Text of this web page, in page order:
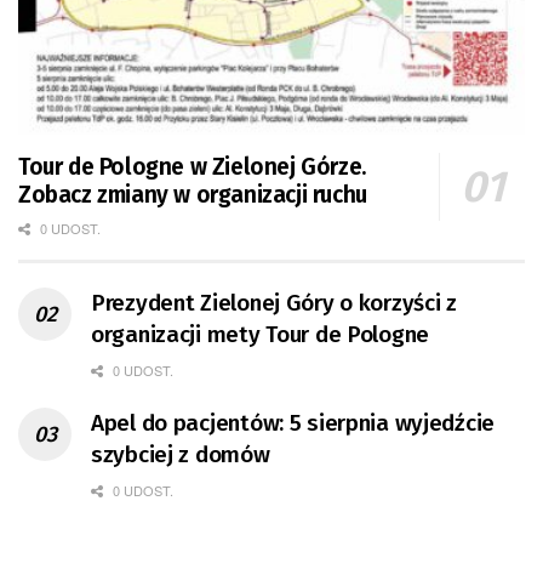
Tour de Pologne w Zielonej Górze.
Zobacz zmiany w organizacji ruchu
0 UDOST.
Prezydent Zielonej Góry o korzyści z
organizacji mety Tour de Pologne
0 UDOST.
Apel do pacjentów: 5 sierpnia wyjedźcie
szybciej z domów
0 UDOST.